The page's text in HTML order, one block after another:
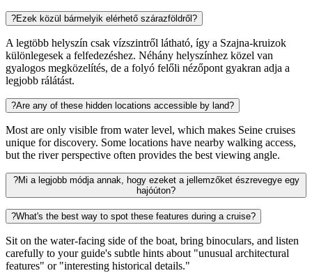
?Ezek közül bármelyik elérhető szárazföldről?
A legtöbb helyszín csak vízszintről látható, így a Szajna-kruizok
különlegesek a felfedezéshez. Néhány helyszínhez közel van
gyalogos megközelítés, de a folyó felőli nézőpont gyakran adja a
legjobb rálátást.
?Are any of these hidden locations accessible by land?
Most are only visible from water level, which makes Seine cruises
unique for discovery. Some locations have nearby walking access,
but the river perspective often provides the best viewing angle.
?Mi a legjobb módja annak, hogy ezeket a jellemzőket észrevegye egy
hajóúton?
?What's the best way to spot these features during a cruise?
Sit on the water-facing side of the boat, bring binoculars, and listen
carefully to your guide's subtle hints about "unusual architectural
features" or "interesting historical details."